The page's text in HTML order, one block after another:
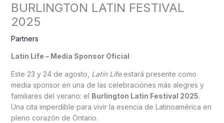
BURLINGTON LATIN FESTIVAL
2025
Partners
Latin Life – Media Sponsor Oficial
Este 23 y 24 de agosto, Latin Lifeestará presente como
media sponsor en una de las celebraciones más alegres y
familiares del verano: el Burlington Latin Festival 2025.
Una cita imperdible para vivir la esencia de Latinoamérica en
pleno corazón de Ontario.